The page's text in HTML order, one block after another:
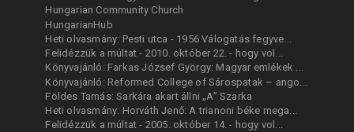
Hungarian Community Church
HungarianHub
Heti olvasmány: Pesti utca - 1956 Válogatás fegyve...
Felidézzük a múltat - 2010. október 22. - hogy vol...
Könyvajánló: Farkas József György: Magyar emlékek ...
Könyvajánló: Reformed College of Sárospatak – ango...
Földes Tamás: Sarkára akart állni „A” Szarka
Heti olvasmány: Horváth Jenő: A trianoni béke mega...
Felidézzük a múltat - 2005. október 14. - hogy vol...